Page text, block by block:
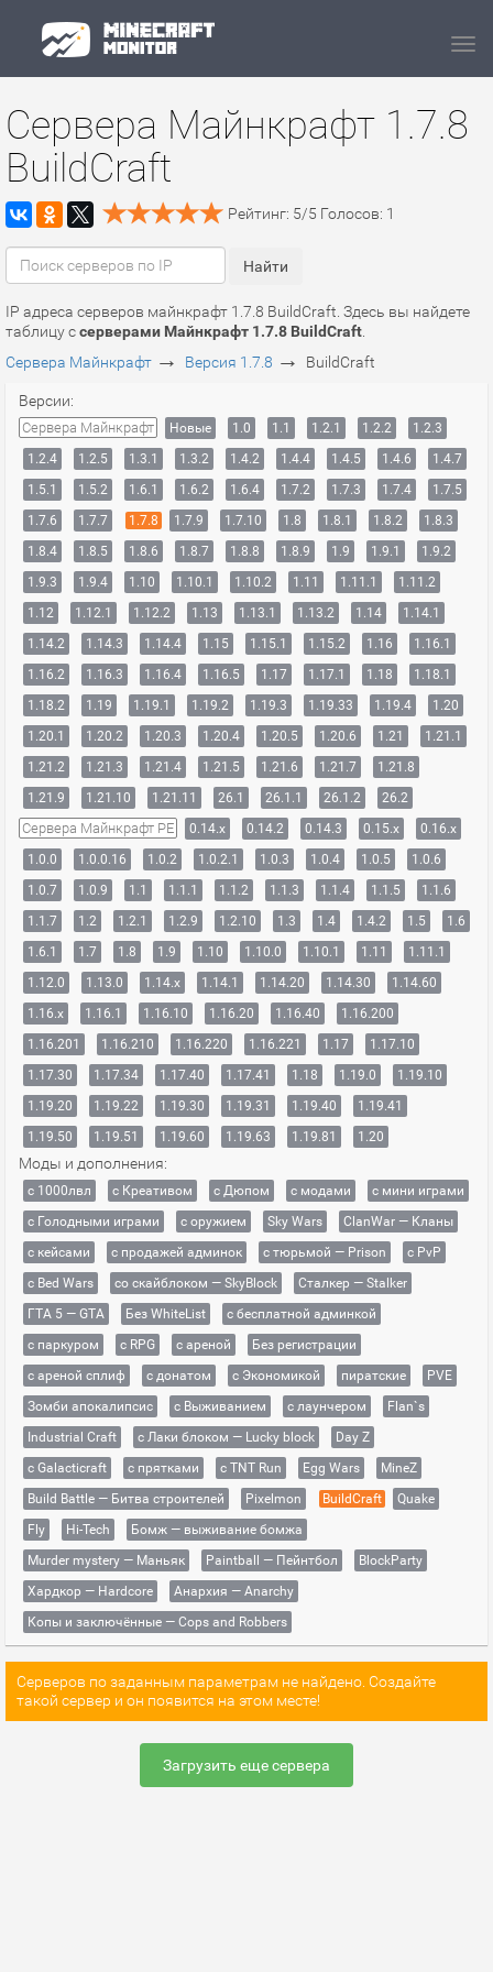
Сервера Майнкрафт 1.7.8
BuildCraft
Рейтинг: 5/5 Голосов: 1
IP адреса серверов майнкрафт 1.7.8 BuildCraft. Здесь вы найдете
таблицу ссерверами Майнкрафт 1.7.8 BuildCraft
Сервера Майнкрафт → Версия 1.7.8 → BuildCraft
Версии:
Сервера Майнкрафт Новые 1.0 1.1 1.2.1 1.2.2
1.2.3
1.2.4
1.2.5 1.3.1 1.3.2 1.4.2 1.4.4 1.4.5 1.4.6
1.4.7
1.5.1
1.5.2 1.6.1 1.6.2 1.6.4 1.7.2 1.7.3 1.7.4
1.7.5
1.7.6
1.7.7 1.7.8 1.7.9 1.7.10 1.8 1.8.1 1.8.2
1.8.3
1.8.4
1.8.5 1.8.6 1.8.7 1.8.8 1.8.9 1.9 1.9.1
1.9.2
1.9.3
1.9.4 1.10 1.10.1 1.10.2 1.11 1.11.1
1.11.2
1.12
1.12.1 1.12.2 1.13 1.13.1 1.13.2 1.14
1.14.1
1.14.2
1.14.3 1.14.4 1.15 1.15.1 1.15.2 1.16
1.16.1
1.16.2
1.16.3 1.16.4 1.16.5 1.17 1.17.1 1.18
1.18.1
1.18.2
1.19 1.19.1 1.19.2 1.19.3 1.19.33 1.19.4
1.20
1.20.1
1.20.2 1.20.3 1.20.4 1.20.5 1.20.6 1.21
1.21.1
1.21.2
1.21.3 1.21.4 1.21.5 1.21.6 1.21.7
1.21.8
1.21.9
1.21.10 1.21.11 26.1 26.1.1 26.1.2 26.2
Сервера Майнкрафт PE 0.14.x 0.14.2 0.14.3 0.15.x
0.16.x
1.0.0
1.0.0.16 1.0.2 1.0.2.1 1.0.3 1.0.4 1.0.5
1.0.6
1.0.7
1.0.9 1.1 1.1.1 1.1.2 1.1.3 1.1.4 1.1.5
1.1.6
1.1.7
1.2 1.2.1 1.2.9 1.2.10 1.3 1.4 1.4.2 1.5
1.6
1.6.1
1.7 1.8 1.9 1.10 1.10.0 1.10.1 1.11
1.11.1
1.12.0
1.13.0 1.14.x 1.14.1 1.14.20 1.14.30
1.14.60
1.16.x
1.16.1 1.16.10 1.16.20 1.16.40
1.16.200
1.16.201
1.16.210 1.16.220 1.16.221 1.17
1.17.10
1.17.30
1.17.34 1.17.40 1.17.41 1.18 1.19.0
1.19.10
1.19.20
1.19.22 1.19.30 1.19.31 1.19.40
1.19.41
1.19.50
1.19.51 1.19.60 1.19.63 1.19.81 1.20
Моды и дополнения:
с 1000лвл c Креативом с Дюпом с модами
с мини играми
с Голодными играми
с оружием Sky Wars
ClanWar — Кланы
с кейсами
с продажей админок с тюрьмой — Prison
с PvP
с Bed Wars
со скайблоком — SkyBlock
Сталкер — Stalker
ГТА 5 — GTA
Без WhiteList
с бесплатной админкой
с паркуром
с RPG с ареной
Без регистрации
с ареной сплиф
с донатом с Экономикой пиратские
PVE
Зомби апокалипсис
с Выживанием с лаунчером
Flan`s
Industrial Craft
с Лаки блоком — Lucky block
Day Z
с Galacticraft
с прятками с TNT Run Egg Wars
MineZ
Build Battle — Битва строителей
Pixelmon BuildCraft
Quake
Fly
Hi-Tech
Бомж — выживание бомжа
Murder mystery — Маньяк
Paintball — Пейнтбол
BlockParty
Хардкор — Hardcore
Анархия — Anarchy
Копы и заключённые — Cops and Robbers
Серверов по заданным параметрам не найдено. Создайте
такой сервер и он появится на этом месте!
Загрузить еще сервера